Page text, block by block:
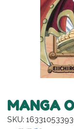
MANGA
SKU: